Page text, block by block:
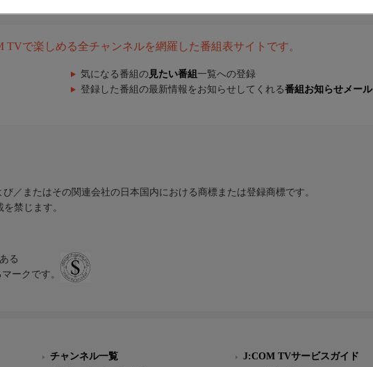
TVで楽しめる全チャンネルを網羅した番組表サイトです。
気になる番組の 見たい番組 一覧への登録
登録した番組の最新情報をお知らせしてくれる番組お知らせメール
／またはその関連会社の日本国内における商標または登録商標です。
禁じます。
る
ークです。
チャンネル一覧
J:COM TVサービスガイド